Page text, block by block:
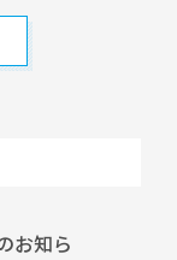
お知ら